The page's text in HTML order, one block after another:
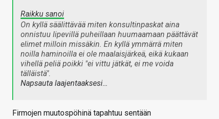
Raikku sanoi
On kyllä säälittävää miten konsultinpaskat aina
onnistuu lipevillä puheillaan huumaamaan päättävät
elimet milloin missäkin. En kyllä ymmärrä miten
noilla haminoilla ei ole maalaisjärkeä, eikä kukaan
vihellä peliä poikki "ei vittu jätkät, ei me voida
tälläistä".
Napsauta laajentaaksesi…
Firmojen muutospöhinä tapahtuu sentään